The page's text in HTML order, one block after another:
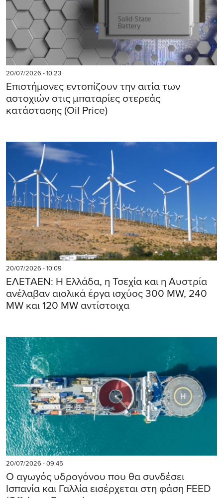
20/07/2026 - 10:23
Επιστήμονες εντοπίζουν την αιτία των
αστοχιών στις μπαταρίες στερεάς
κατάστασης (Oil Price)
20/07/2026 - 10:09
ΕΛΕΤΑΕΝ: Η Ελλάδα, η Τσεχία και η Αυστρία
ανέλαβαν αιολικά έργα ισχύος 300 MW, 240
MW και 120 MW αντίστοιχα
20/07/2026 - 09:45
Ο αγωγός υδρογόνου που θα συνδέσει
Ισπανία και Γαλλία εισέρχεται στη φάση FEED